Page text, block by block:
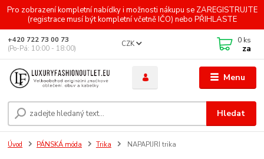
Pro zobrazení kompletní nabídky i možnosti nákupu se ZAREGISTRUJTE
(registrace musí být kompletní včetně IČO) nebo PŘIHLASTE
Menu
CZK
Hledat
+420 722 73 00 73
(Po-Pá: 10:00 - 18:00)
0 ks
za
Úvod PÁNSKÁ móda Trika NAPAPIJRI trika